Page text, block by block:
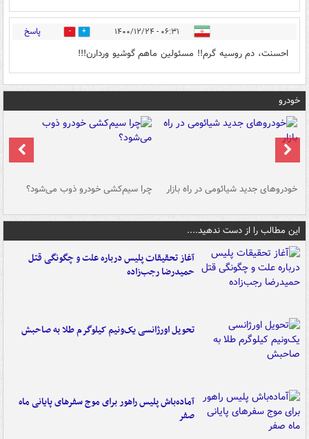
۰۶:۳۱ - ۱۴۰۰/۱۲/۲۴ 0 پاسخ
احسنت، دم روسیه گرم!! مسئولین ماهم گوشیو وردارن!!!
خودرو
خودروهای جدید شیائومی در راه بازار چرا سیم‌کشی خودرو ذوب می‌شود؟
این مطالب را از دست ندهید....
آغاز تحقیقات پلیس درباره علت و چگونگی قتل
حمیدرضا رجب‌زاده
تحویل اورژانسی یک‌ونیم کیلوگرم طلا به صاحبش
آماده‌باش پلیس راهور برای موج سفرهای پایانی ماه
صفر